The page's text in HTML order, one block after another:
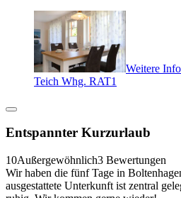
Weitere
Teich Whg. RAT1
Entspannter Kurzurlaub
10Außergewöhnlich3 Bewertungen
Wir haben die fünf Tage in
ausgestattete Unterkunft ist zentral